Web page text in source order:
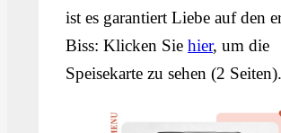
ist es garantiert Liebe auf den
Biss: Klicken Siehier, um die
Speisekarte zu sehen (2 Seiten).